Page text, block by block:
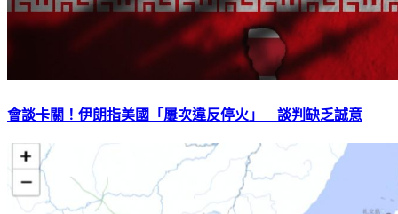
會談卡關！伊朗指美國「屢次違反停火」 談判缺乏誠意